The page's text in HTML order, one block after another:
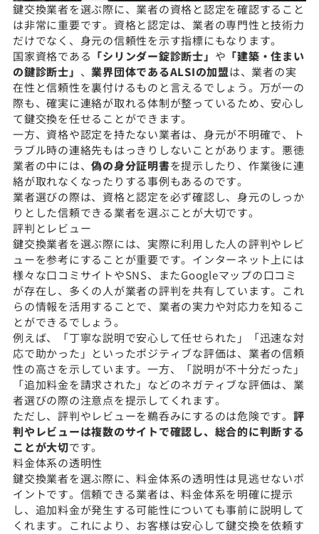
鍵交換業者を選ぶ際に、業者の資格と認定を確認すること
は非常に重要です。資格と認定は、業者の専門性と技術力
だけでなく、身元の信頼性を示す指標にもなります。
国家資格である 「シリンダー錠診断士」 や 「建築・住まい
の鍵診断士」 、業界団体であるALSIの加盟は、業者の実
在性と信頼性を裏付けるものと言えるでしょう。万が一の
際も、確実に連絡が取れる体制が整っているため、安心し
て鍵交換を任せることができます。
一方、資格や認定を持たない業者は、身元が不明確で、ト
ラブル時の連絡先もはっきりしないことがあります。悪徳
業者の中には、偽の身分証明書を提示したり、作業後に連
絡が取れなくなったりする事例もあるのです。
業者選びの際は、資格と認定を必ず確認し、身元のしっか
りとした信頼できる業者を選ぶことが大切です。
評判とレビュー
鍵交換業者を選ぶ際には、実際に利用した人の評判やレビ
ューを参考にすることが重要です。インターネット上には
様々な口コミサイトやSNS、またGoogleマップの口コミ
が存在し、多くの人が業者の評判を共有しています。これ
らの情報を活用することで、業者の実力や対応力を知るこ
とができるでしょう。
例えば、「丁寧な説明で安心して任せられた」「迅速な対
応で助かった」といったポジティブな評価は、業者の信頼
性の高さを示しています。一方、「説明が不十分だった」
「追加料金を請求された」などのネガティブな評価は、業
者選びの際の注意点を提示してくれます。
ただし、評判やレビューを鵜呑みにするのは危険です。 評
判やレビューは複数のサイトで確認し、総合的に判断する
ことが大切です。
料金体系の透明性
鍵交換業者を選ぶ際に、料金体系の透明性は見逃せないポ
イントです。信頼できる業者は、料金体系を明確に提示
し、追加料金が発生する可能性についても事前に説明して
くれます。これにより、お客様は安心して鍵交換を依頼す